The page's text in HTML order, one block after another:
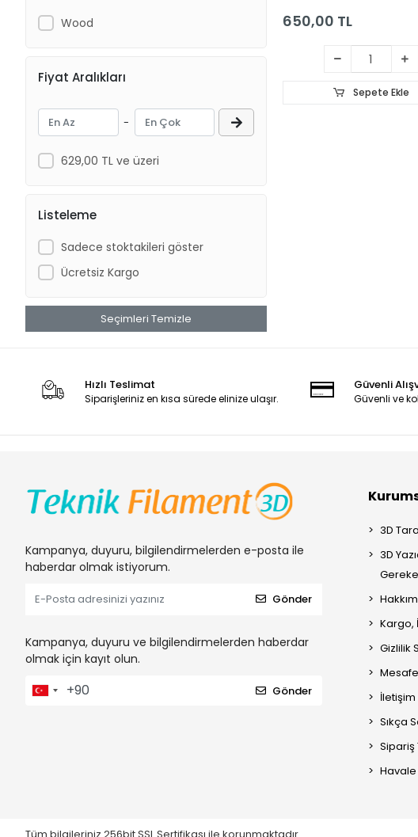
Wood
Fiyat Aralıkları
-
629,00 TL ve üzeri
Listeleme
Sadece stoktakileri göster
Ücretsiz Kargo
Seçimleri Temizle
650,00 TL
Sepete Ekle
Hızlı Teslimat
Siparişleriniz en kısa sürede elinize ulaşır.
Güvenli
Güvenli ve
Kampanya, duyuru, bilgilendirmelerden e-posta ile
haberdar olmak istiyorum.
Gönder
Kampanya, duyuru ve bilgilendirmelerden haberdar
olmak için kayıt olun.
Gönder
3D
3D
Kargo,
Gizlilik
İletişim
Sıkça
Sipariş